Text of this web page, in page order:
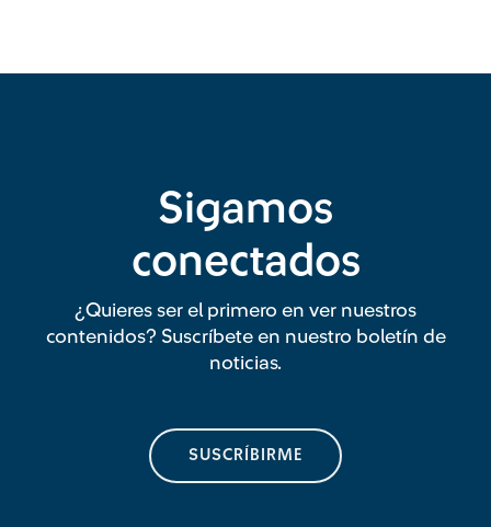
Sigamos
conectados
¿Quieres ser el primero en ver nuestros
contenidos? Suscríbete en nuestro boletín de
noticias.
SUSCRÍBIRME